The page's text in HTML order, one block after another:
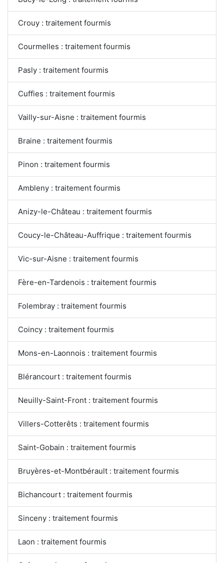
Crouy : traitement fourmis
Courmelles : traitement fourmis
Pasly : traitement fourmis
Cuffies : traitement fourmis
Vailly-sur-Aisne : traitement fourmis
Braine : traitement fourmis
Pinon : traitement fourmis
Ambleny : traitement fourmis
Anizy-le-Château : traitement fourmis
Coucy-le-Château-Auffrique : traitement fourmis
Vic-sur-Aisne : traitement fourmis
Fère-en-Tardenois : traitement fourmis
Folembray : traitement fourmis
Coincy : traitement fourmis
Mons-en-Laonnois : traitement fourmis
Blérancourt : traitement fourmis
Neuilly-Saint-Front : traitement fourmis
Villers-Cotterêts : traitement fourmis
Saint-Gobain : traitement fourmis
Bruyères-et-Montbérault : traitement fourmis
Bichancourt : traitement fourmis
Sinceny : traitement fourmis
Laon : traitement fourmis